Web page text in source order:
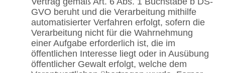
GVO beruht und die Verarbeitung mithilfe
automatisierter Verfahren erfolgt, sofern die
Verarbeitung nicht für die Wahrnehmung
einer Aufgabe erforderlich ist, die im
öffentlichen Interesse liegt oder in Ausübung
öffentlicher Gewalt erfolgt, welche dem